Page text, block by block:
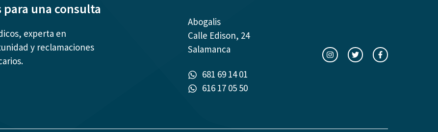
una consulta
experta en
y reclamaciones
Abogalis
Calle Edison, 24
Salamanca
681 69 14 01
616 17 05 50